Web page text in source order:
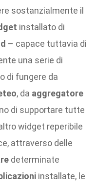
sostanzialmente il
installato di
– capace tuttavia di
una serie di
di fungere da
, da aggregatore
di supportare tutte
widget reperibile
attraverso delle
determinate
installate, le